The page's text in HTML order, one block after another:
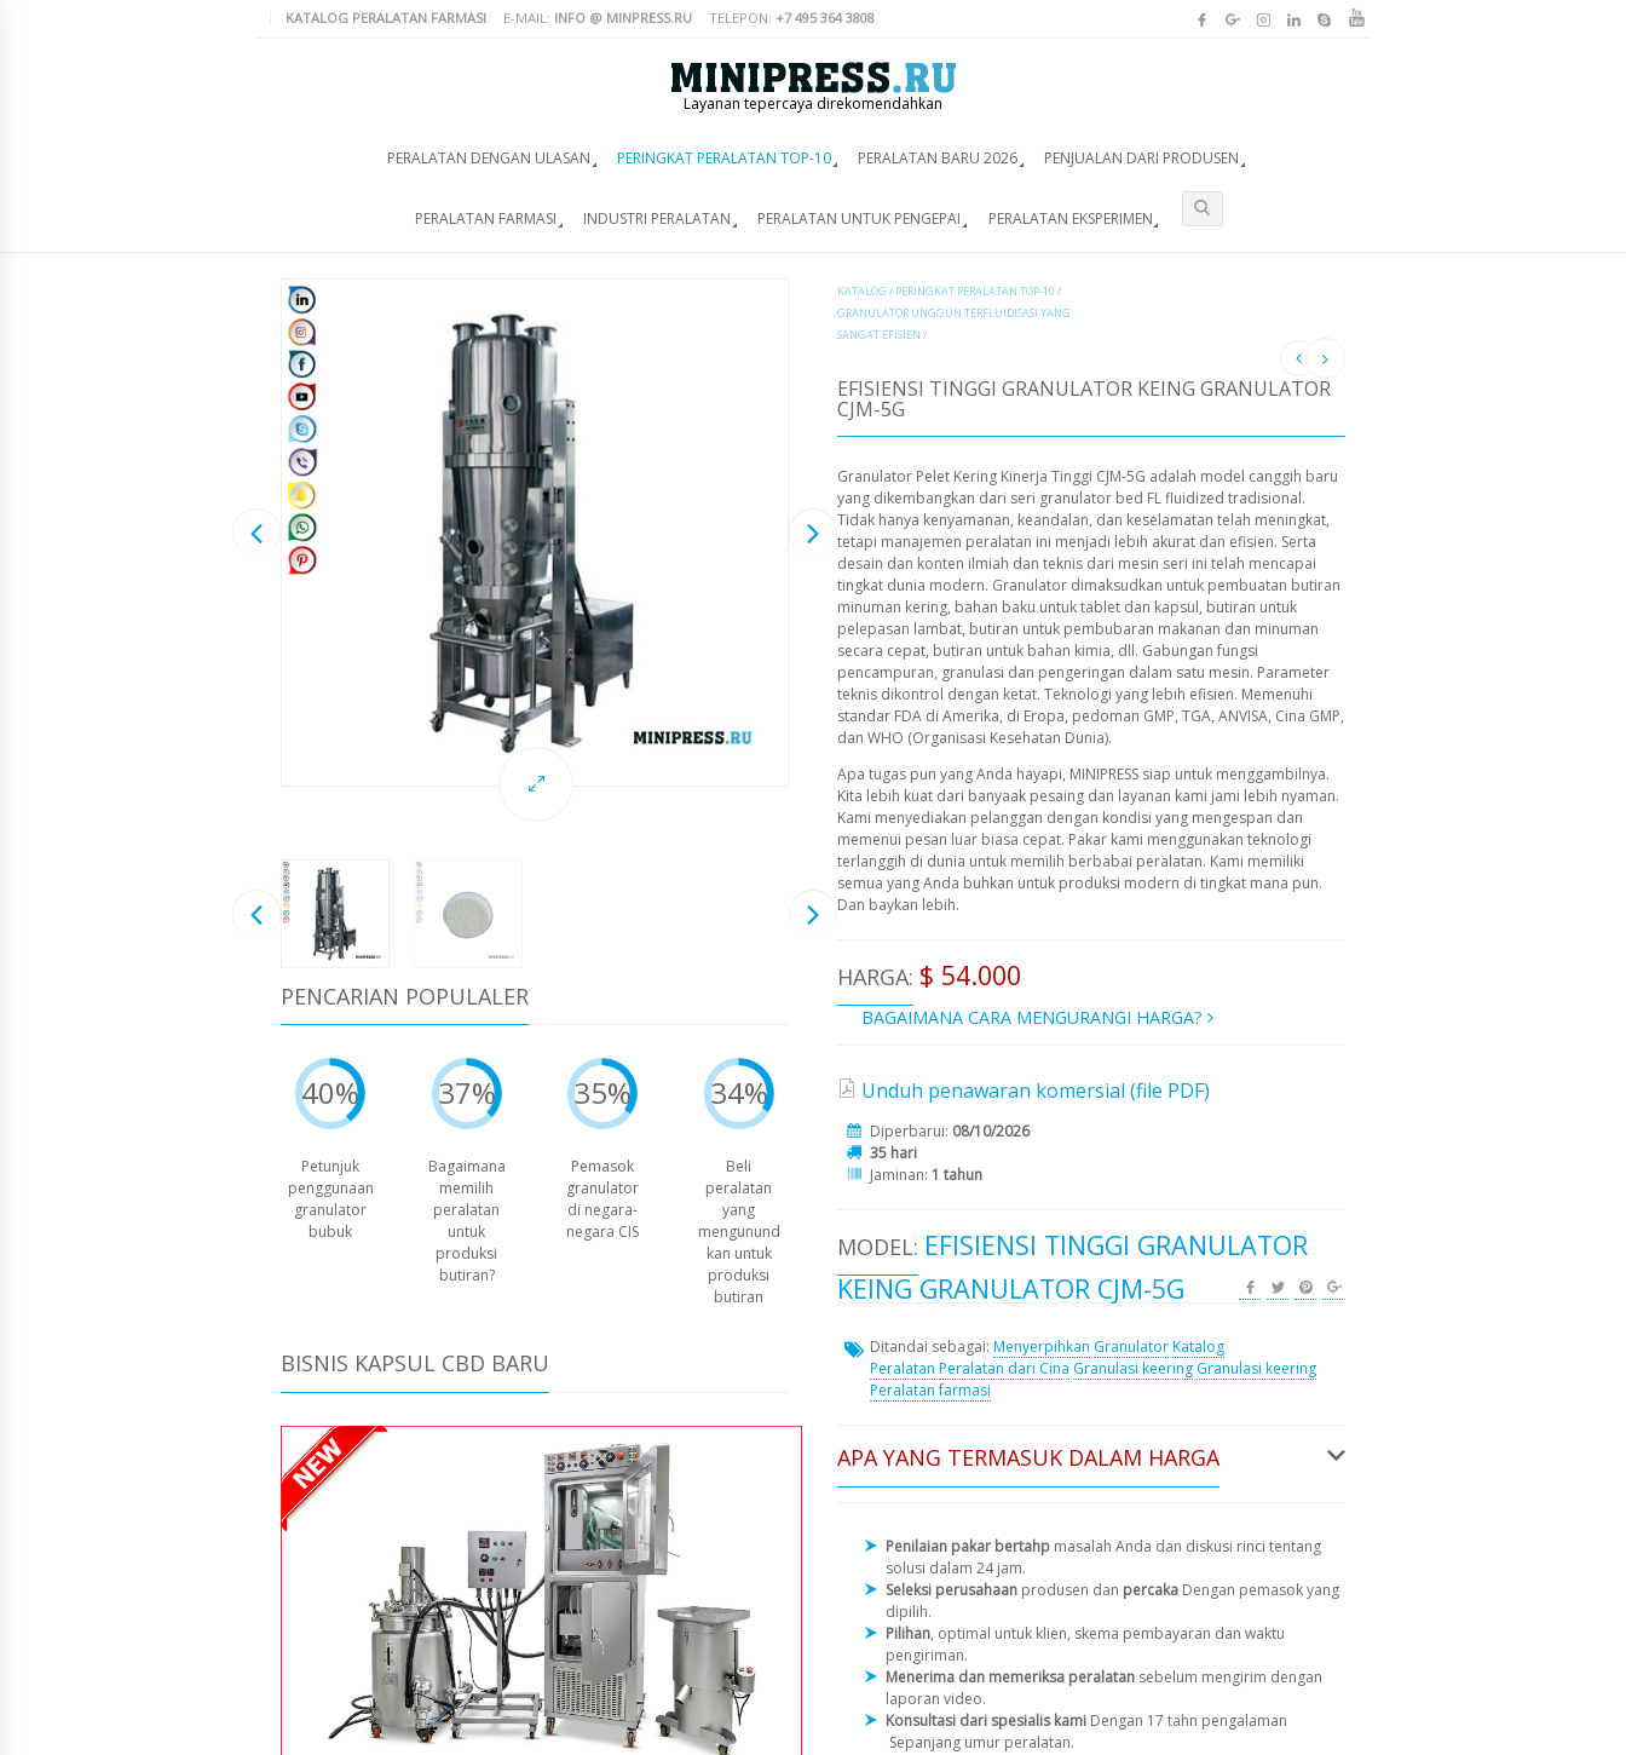
KATALOG PERALATAN FARMASI E-MAIL: INFO @ MINPRESS.RU TELEPON: +7 495 364 3808
Layanan tepercaya direkomendahkan
PERALATAN DENGAN ULASAN PERINGKAT PERALATAN TOP-10 PERALATAN BARU 2026 PENJUALAN DARI PRODUSEN
PERALATAN FARMASI INDUSTRI PERALATAN PERALATAN UNTUK PENGEPAI PERALATAN EKSPERIMEN
PENCARIAN POPULALER
40%
Petunjuk
penggunaan
granulator
bubuk
37%
Bagaimana
memilih
peralatan
untuk
produksi
butiran?
35%
Pemasok
granulator
di negara-
negara CIS
34%
Beli
peralatan
yang
mengunund
kan untuk
produksi
butiran
BISNIS KAPSUL CBD BARU
KATALOG / PERINGKAT PERALATAN TOP-10 /
GRANULATOR UNGGUN TERFLUIDISASI YANG
SANGAT EFISIEN /
EFISIENSI TINGGI GRANULATOR KEING GRANULATOR
CJM-5G
Granulator Pelet Kering Kinerja Tinggi CJM-5G adalah model canggih baru
yang dikembangkan dari seri granulator bed FL fluidized tradisional.
Tidak hanya kenyamanan, keandalan, dan keselamatan telah meningkat,
tetapi manajemen peralatan ini menjadi lebih akurat dan efisien. Serta
desain dan konten ilmiah dan teknis dari mesin seri ini telah mencapai
tingkat dunia modern. Granulator dimaksudkan untuk pembuatan butiran
minuman kering, bahan baku untuk tablet dan kapsul, butiran untuk
pelepasan lambat, butiran untuk pembubaran makanan dan minuman
secara cepat, butiran untuk bahan kimia, dll. Gabungan fungsi
pencampuran, granulasi dan pengeringan dalam satu mesin. Parameter
teknis dikontrol dengan ketat. Teknologi yang lebih efisien. Memenuhi
standar FDA di Amerika, di Eropa, pedoman GMP, TGA, ANVISA, Cina GMP,
dan WHO (Organisasi Kesehatan Dunia).
Apa tugas pun yang Anda hayapi, MINIPRESS siap untuk menggambilnya.
Kita lebih kuat dari banyaak pesaing dan layanan kami jami lebih nyaman.
Kami menyediakan pelanggan dengan kondisi yang mengespan dan
memenui pesan luar biasa cepat. Pakar kami menggunakan teknologi
terlanggih di dunia untuk memilih berbabai peralatan. Kami memiliki
semua yang Anda buhkan untuk produksi modern di tingkat mana pun.
Dan baykan lebih.
HARGA: $ 54.000
BAGAIMANA CARA MENGURANGI HARGA?
Unduh penawaran komersial (file PDF)
Diperbarui: 08/10/2026
35 hari
Jaminan: 1 tahun
MODEL: EFISIENSI TINGGI GRANULATOR
KEING GRANULATOR CJM-5G
Ditandai sebagai: Menyerpihkan GranulatorKatalog
Peralatan Peralatan dari Cina Granulasi keering Granulasi keering
Peralatan farmasi
APA YANG TERMASUK DALAM HARGA
Penilaian pakar bertahp masalah Anda dan diskusi rinci tentang
solusi dalam 24 jam.
Seleksi perusahaan produsen dan percaka Dengan pemasok yang
dipilih.
Pilihan, optimal untuk klien, skema pembayaran dan waktu
pengiriman.
Menerima dan memeriksa peralatan sebelum mengirim dengan
laporan video.
Konsultasi dari spesialis kami Dengan 17 tahn pengalaman
Sepanjang umur peralatan.